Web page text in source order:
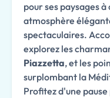
pour ses paysages
atmosphère
spectaculaires.
explorez les
Piazzetta, et les
surplombant la
Profitez d'une